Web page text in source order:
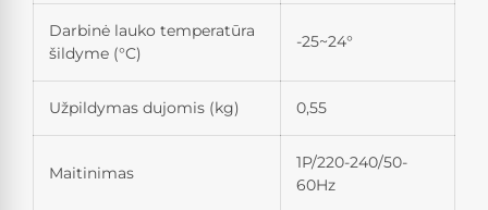
Darbinė lauko temperatūra
šildyme (°C)
-25~24°
Užpildymas dujomis (kg) 0,55
Maitinimas
1P/220-240/50-
60Hz